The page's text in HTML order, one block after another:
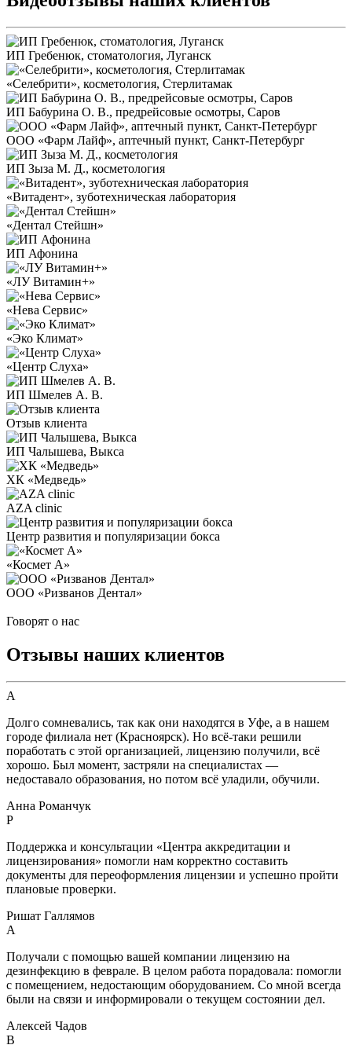
ИП Гребенюк, стоматология, Луганск
«Селебрити», косметология, Стерлитамак
ИП Бабурина О. В., предрейсовые осмотры, Саров
ООО «Фарм Лайф», аптечный пункт, Санкт-Петербург
ИП Зыза М. Д., косметология
«Витадент», зуботехническая лаборатория
«Дентал Стейшн»
ИП Афонина
«ЛУ Витамин+»
«Нева Сервис»
«Эко Климат»
«Центр Слуха»
ИП Шмелев А. В.
Отзыв клиента
ИП Чалышева, Выкса
ХК «Медведь»
AZA clinic
Центр развития и популяризации бокса
«Космет А»
ООО «Ризванов Дентал»
Говорят о нас
Отзывы наших клиентов
А
Долго сомневались, так как они находятся в Уфе, а в нашем
городе филиала нет (Красноярск). Но всё-таки решили
поработать с этой организацией, лицензию получили, всё
хорошо. Был момент, застряли на специалистах —
недоставало образования, но потом всё уладили, обучили.
Анна Романчук
Р
Поддержка и консультации «Центра аккредитации и
лицензирования» помогли нам корректно составить
документы для переоформления лицензии и успешно пройти
плановые проверки.
Ришат Галлямов
А
Получали с помощью вашей компании лицензию на
дезинфекцию в феврале. В целом работа порадовала: помогли
с помещением, недостающим оборудованием. Со мной всегда
были на связи и информировали о текущем состоянии дел.
Алексей Чадов
В